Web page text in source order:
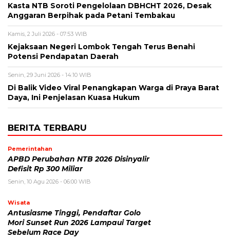
Kasta NTB Soroti Pengelolaan DBHCHT 2026, Desak
Anggaran Berpihak pada Petani Tembakau
Kamis, 2 Juli 2026 - 07:53 WIB
Kejaksaan Negeri Lombok Tengah Terus Benahi
Potensi Pendapatan Daerah
Senin, 29 Juni 2026 - 14:10 WIB
Di Balik Video Viral Penangkapan Warga di Praya Barat
Daya, Ini Penjelasan Kuasa Hukum
BERITA TERBARU
Pemerintahan
APBD Perubahan NTB 2026 Disinyalir
Defisit Rp 300 Miliar
Senin, 10 Agu 2026 - 06:00 WIB
Wisata
Antusiasme Tinggi, Pendaftar Golo
Mori Sunset Run 2026 Lampaui Target
Sebelum Race Day